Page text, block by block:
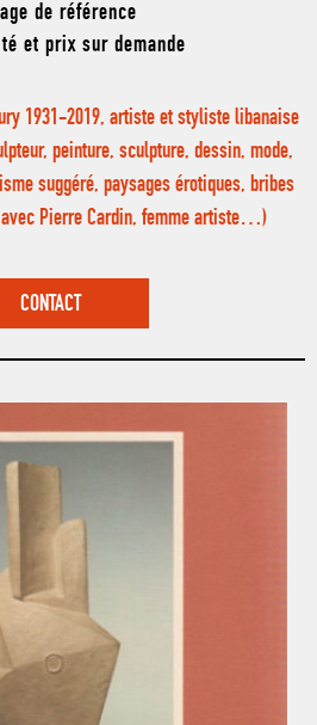
de référence
et prix sur demande
1931-2019, artiste et styliste libanaise
peinture, sculpture, dessin, mode,
suggéré, paysages érotiques, bribes
Pierre Cardin, femme artiste…)
CONTACT